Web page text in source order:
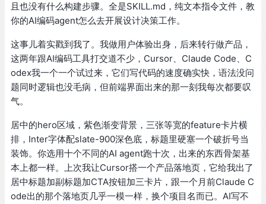
且也没有什么构建步骤。全是SKILL.md，纯文本指令文件，教
你的AI编码agent怎么去开展设计决策工作。
这事儿着实戳到我了。我做用户体验出身，后来转行做产品，
这两年跟AI编码工具打交道不少，Cursor、Claude Code、C
odex我一个一个试过来，它们写代码的速度确实快，语法没问
题同时逻辑也没毛病，但前端界面出来的那一刻我每次都要叹
气。
居中的hero区域，紫色渐变背景，三张等宽的feature卡片横
排，Inter字体配slate-900深色底，标题里硬塞一个破折号当
装饰。你选用十个不同的AI agent跑十次，出来的东西骨架基
本上都一样。上次我让Cursor搭一个产品落地页，它给我出了
居中标题加副标题加CTA按钮加三卡片，跟一个月前Claude C
ode出的那个落地页几乎一模一样，换个项目名而已。AI写不